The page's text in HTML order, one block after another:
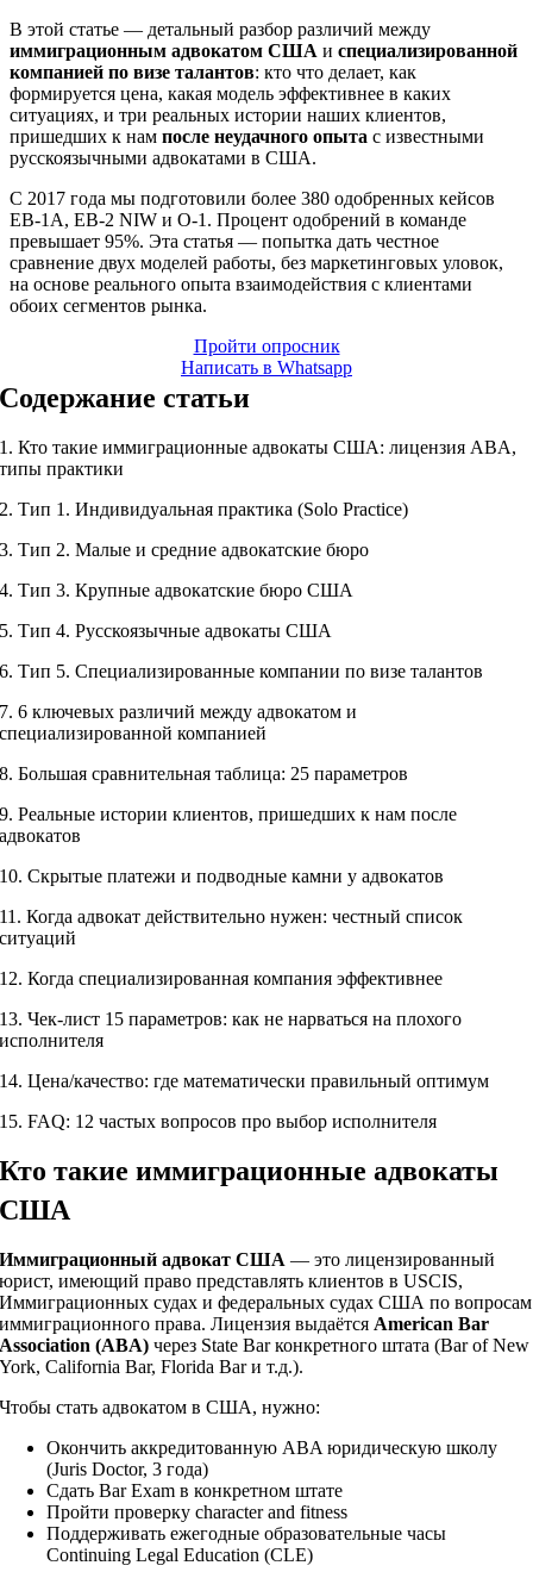
В этой статье — детальный разбор различий между
иммиграционным адвокатом США и специализированной
компанией по визе талантов: кто что делает, как
формируется цена, какая модель эффективнее в каких
ситуациях, и три реальных истории наших клиентов,
пришедших к нам после неудачного опыта с известными
русскоязычными адвокатами в США.
С 2017 года мы подготовили более 380 одобренных кейсов
EB-1A, EB-2 NIW и O-1. Процент одобрений в команде
превышает 95%. Эта статья — попытка дать честное
сравнение двух моделей работы, без маркетинговых уловок,
на основе реального опыта взаимодействия с клиентами
обоих сегментов рынка.
Пройти опросник
Написать в Whatsapp
Содержание статьи
1. Кто такие иммиграционные адвокаты США: лицензия ABA,
типы практики
2. Тип 1. Индивидуальная практика (Solo Practice)
3. Тип 2. Малые и средние адвокатские бюро
4. Тип 3. Крупные адвокатские бюро США
5. Тип 4. Русскоязычные адвокаты США
6. Тип 5. Специализированные компании по визе талантов
7. 6 ключевых различий между адвокатом и
специализированной компанией
8. Большая сравнительная таблица: 25 параметров
9. Реальные истории клиентов, пришедших к нам после
адвокатов
10. Скрытые платежи и подводные камни у адвокатов
11. Когда адвокат действительно нужен: честный список
ситуаций
12. Когда специализированная компания эффективнее
13. Чек-лист 15 параметров: как не нарваться на плохого
исполнителя
14. Цена/качество: где математически правильный оптимум
15. FAQ: 12 частых вопросов про выбор исполнителя
Кто такие иммиграционные адвокаты
США
Иммиграционный адвокат США — это лицензированный
юрист, имеющий право представлять клиентов в USCIS,
Иммиграционных судах и федеральных судах США по вопросам
иммиграционного права. Лицензия выдаётся American Bar
Association (ABA) через State Bar конкретного штата (Bar of New
York, California Bar, Florida Bar и т.д.).
Чтобы стать адвокатом в США, нужно:
Окончить аккредитованную ABA юридическую школу
(Juris Doctor, 3 года)
Сдать Bar Exam в конкретном штате
Пройти проверку character and fitness
Поддерживать ежегодные образовательные часы
Continuing Legal Education (CLE)